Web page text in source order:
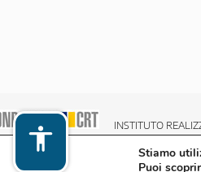
INSTITUTO
Stiamo
Puoi